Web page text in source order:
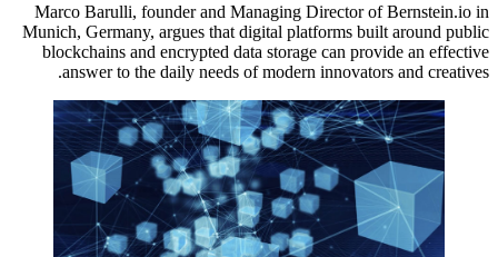
Marco Barulli, founder and Managing Director of Bernstein.io in
Munich, Germany, argues that digital platforms built around public
blockchains and encrypted data storage can provide an effective
answer to the daily needs of modern innovators and creatives.